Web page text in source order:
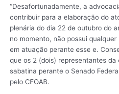
“Desafortunadamente, a
contribuir para a elaboração do
plenária do dia 22 de outubro do
no momento, não possui
em atuação perante esse e.
que os 2 (dois) representantes da
sabatina perante o Senado
pelo CFOAB.